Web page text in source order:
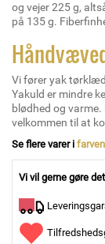
og vejer 225 g,
på 135 g.
Vi fører yak
Yakuld er mindre
blødhed og
velkommen til at
Se flere varer i
Vi vil gerne gøre